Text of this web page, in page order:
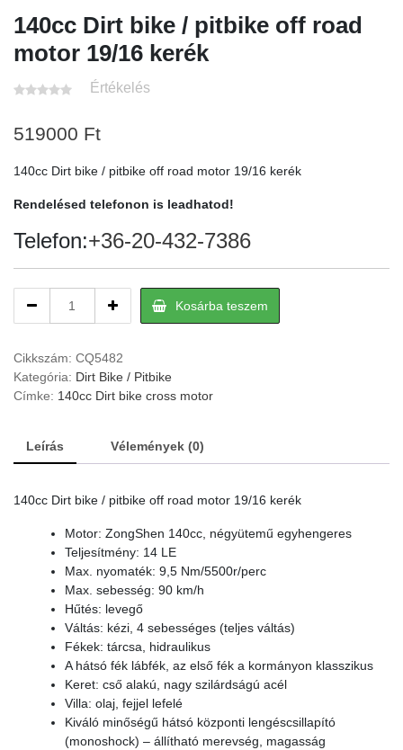
140cc Dirt bike / pitbike off road
motor 19/16 kerék
Értékelés
519000 Ft
140cc Dirt bike / pitbike off road motor 19/16 kerék
Rendelésed telefonon is leadhatod!
Telefon:+36-20-432-7386
/
pitbike
off
19/16
kerék
Kosárba teszem
Cikkszám: CQ5482
Kategória: Dirt Bike / Pitbike
Címke: 140cc Dirt bike cross motor
Leírás Vélemények (0)
140cc Dirt bike / pitbike off road motor 19/16 kerék
Motor: ZongShen 140cc, négyütemű egyhengeres
Teljesítmény: 14 LE
Max. nyomaték: 9,5 Nm/5500r/perc
Max. sebesség: 90 km/h
Hűtés: levegő
Váltás: kézi, 4 sebességes (teljes váltás)
Fékek: tárcsa, hidraulikus
A hátsó fék lábfék, az első fék a kormányon klasszikus
Keret: cső alakú, nagy szilárdságú acél
Villa: olaj, fejjel lefelé
Kiváló minőségű hátsó központi lengéscsillapító
(monoshock) – állítható merevség, magasság